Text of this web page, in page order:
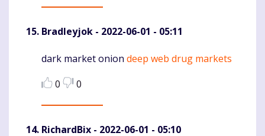
Bradleyjok - 2022-06-01 - 05:11
Komentaras
dark market onion deep web drug markets
0
0
RichardBix - 2022-06-01 - 05:10